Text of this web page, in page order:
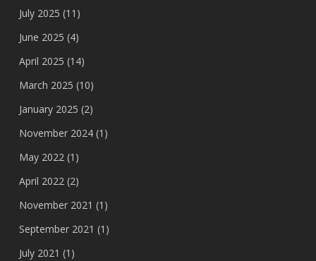
July 2025 (11)
June 2025 (4)
April 2025 (14)
March 2025 (10)
January 2025 (2)
November 2024(1)
May 2022(1)
April 2022(2)
November 2021 (1)
September 2021 (1)
July 2021 (1)